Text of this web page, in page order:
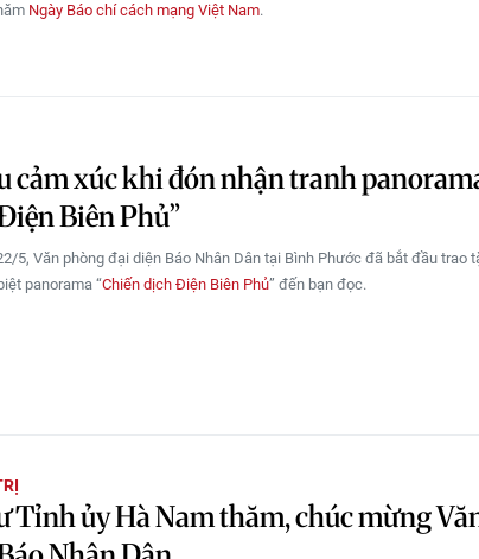
Ngày Báo chí cách mạng Việt Nam.
cảm xúc khi đón nhận tranh
Biên Phủ”
5, Văn phòng đại diện Báo Nhân Dân tại Bình Phước đã bắt đầu trao
panorama “Chiến dịch Điện Biên Phủ” đến bạn đọc.
Tỉnh ủy Hà Nam thăm, chúc mừng